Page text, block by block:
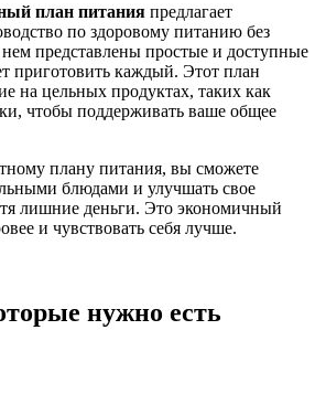
план питания предлагает
по здоровому питанию без
представлены простые и доступные
приготовить каждый. Этот план
на цельных продуктах, таких как
чтобы поддерживать ваше общее
плану питания, вы сможете
блюдами и улучшать свое
лишние деньги. Это экономичный
и чувствовать себя лучше.
нужно есть